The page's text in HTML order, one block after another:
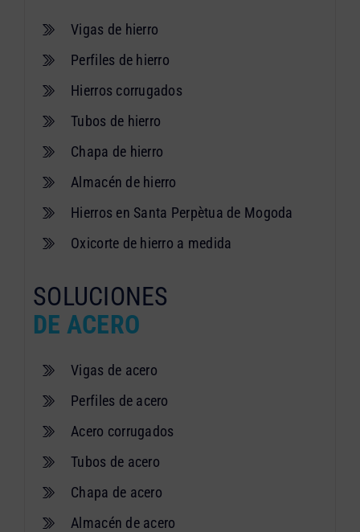
Vigas de hierro
Perfiles de hierro
Hierros corrugados
Tubos de hierro
Chapa de hierro
Almacén de hierro
Hierros en Santa Perpètua de Mogoda
Oxicorte de hierro a medida
SOLUCIONES
DE ACERO
Vigas de acero
Perfiles de acero
Acero corrugados
Tubos de acero
Chapa de acero
Almacén de acero